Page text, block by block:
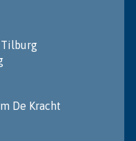
De Kracht